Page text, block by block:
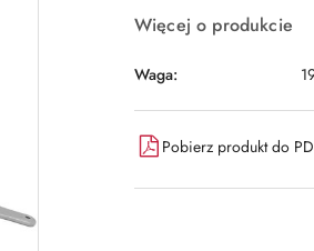
Więcej o produkcie
Waga:
Pobierz produkt do